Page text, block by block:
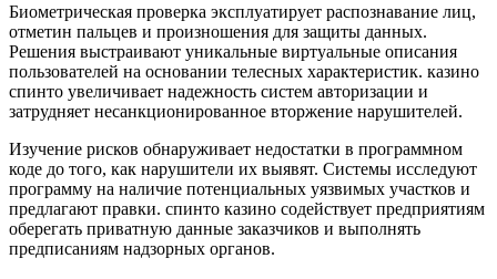
Биометрическая проверка эксплуатирует распознавание лиц,
отметин пальцев и произношения для защиты данных.
Решения выстраивают уникальные виртуальные описания
пользователей на основании телесных характеристик. казино
спинто увеличивает надежность систем авторизации и
затрудняет несанкционированное вторжение нарушителей.
Изучение рисков обнаруживает недостатки в программном
коде до того, как нарушители их выявят. Системы исследуют
программу на наличие потенциальных уязвимых участков и
предлагают правки. спинто казино содействует предприятиям
оберегать приватную данные заказчиков и выполнять
предписаниям надзорных органов.